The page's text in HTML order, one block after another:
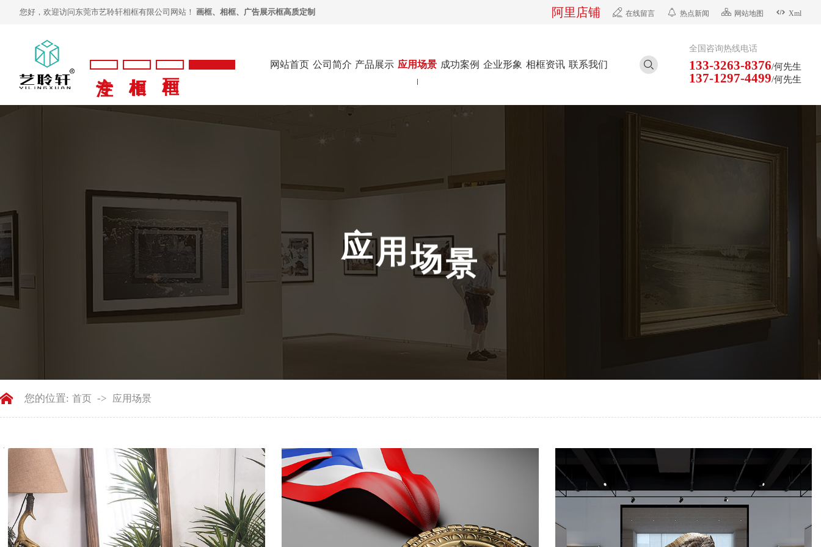
您好，欢迎访问东莞市艺聆轩相框有限公司网站！ 画框、相框、广告展示框高质定制 阿里店铺  在线留言  热点新闻  网站地图  Xml
网站首页 公司简介 产品展示 应用场景 成功案例 企业形象 相框资讯 联系我们 
全国咨询热线电话
133-3263-8376/何先生
137-1297-4499/何先生
应用 场景
您的位置: 首页 -> 应用场景
产
PRODUCT
CATEGORIES
按功能分类
按材质分类